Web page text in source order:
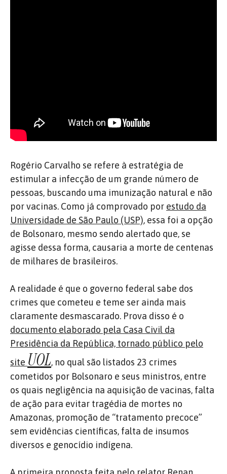
Rogério Carvalho se refere à estratégia de
estimular a infecção de um grande número de
pessoas, buscando uma imunização natural e não
por vacinas. Como já comprovado por estudo da
Universidade de São Paulo (USP), essa foi a opção
de Bolsonaro, mesmo sendo alertado que, se
agisse dessa forma, causaria a morte de centenas
de milhares de brasileiros.
A realidade é que o governo federal sabe dos
crimes que cometeu e teme ser ainda mais
claramente desmascarado. Prova disso é o
documento elaborado pela Casa Civil da
Presidência da República, tornado público pelo
site UOL, no qual são listados 23 crimes
cometidos por Bolsonaro e seus ministros, entre
os quais negligência na aquisição de vacinas, falta
de ação para evitar tragédia de mortes no
Amazonas, promoção de “tratamento precoce”
sem evidências científicas, falta de insumos
diversos e genocídio indígena.